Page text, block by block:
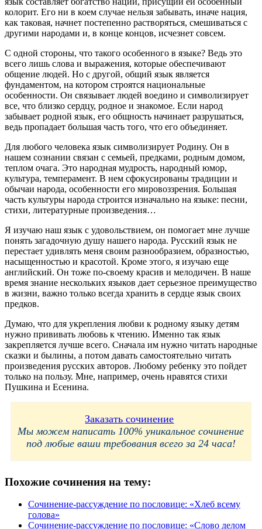
колорит. Его ни в коем случае нельзя забывать, иначе нация,
как таковая, начнет постепенно растворяться, смешиваться с
другими народами и, в конце концов, исчезнет совсем.
С одной стороны, что такого особенного в языке? Ведь это
всего лишь слова и выражения, которые обеспечивают
общение людей. Но с другой, общий язык является
фундаментом, на котором строятся национальные
особенности. Он связывает людей воедино и символизирует
все, что близко сердцу, родное и знакомое. Если народ
забывает родной язык, его общность начинает разрушаться,
ведь пропадает большая часть того, что его объединяет.
Для любого человека язык символизирует Родину. Он в
нашем сознании связан с семьей, предками, родным домом,
теплом очага. Это народная мудрость, народный юмор,
культура, темперамент. В нем сфокусированы традиции и
обычаи народа, особенности его мировоззрения. Большая
часть культуры народа строится изначально на языке: песни,
стихи, литературные произведения…
Я изучаю наш язык с удовольствием, он помогает мне лучше
понять загадочную душу нашего народа. Русский язык не
перестает удивлять меня своим разнообразием, образностью,
насыщенностью и красотой. Кроме этого, я изучаю еще
английский. Он тоже по-своему красив и мелодичен. В наше
время знание нескольких языков дает серьезное преимущество
в жизни, важно только всегда хранить в сердце язык своих
предков.
Думаю, что для укрепления любви к родному языку детям
нужно прививать любовь к чтению. Именно так язык
закрепляется лучше всего. Сначала им нужно читать народные
сказки и былины, а потом давать самостоятельно читать
произведения русских авторов. Любому ребенку это пойдет
только на пользу. Мне, например, очень нравятся стихи
Пушкина и Есенина.
Заказать сочинение
Мы можем написать 100% уникальное сочинение
под любые ваши требования всего за 24 часа!
Похожие сочинения на тему:
Сочинение-рассуждение по пословице: «Хлеб всему
голова»
Сочинение-рассуждение по пословице: «Слово делом